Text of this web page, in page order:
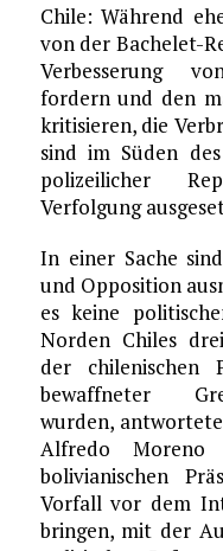
Chile: Während
von der Bachelet-
Verbesserung
fordern und den
kritisieren, die
sind im Süden
polizeilicher
Verfolgung
In einer Sache
und Opposition
es keine
Norden Chiles
der chilenischen
bewaffneter
wurden,
Alfredo
bolivianischen
Vorfall vor dem
bringen, mit der